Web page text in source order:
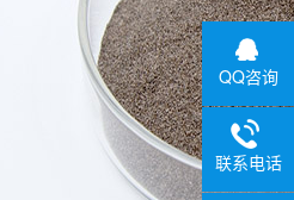
QQ咨询
联系电话